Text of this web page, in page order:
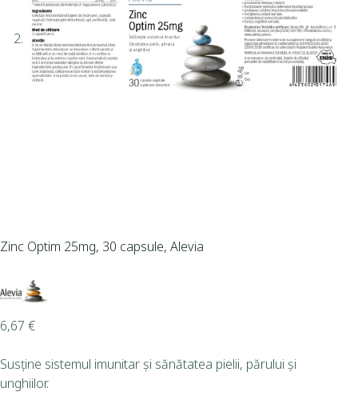
Zinc Optim 25mg, 30 capsule, Alevia
6,67 €
Susține sistemul imunitar și sănătatea pielii, părului și
unghiilor.